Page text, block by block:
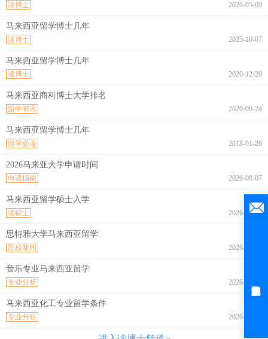
2026-05-09
读博士
马来西亚留学博士几年
2025-10-07
读博士
马来西亚留学博士几年
2020-12-20
读博士
马来西亚商科博士大学排名
2020-09-24
留学资讯
马来西亚留学博士几年
2018-01-26
留学必读
2026马来亚大学申请时间
2026-08-07
申请指南
马来西亚留学硕士入学
2026-08-07
读硕士
思特雅大学马来西亚留学
2026-08-07
院校新闻
音乐专业马来西亚留学
2026-08-07
专业分析
马来西亚化工专业留学条件
2026-08-07
专业分析